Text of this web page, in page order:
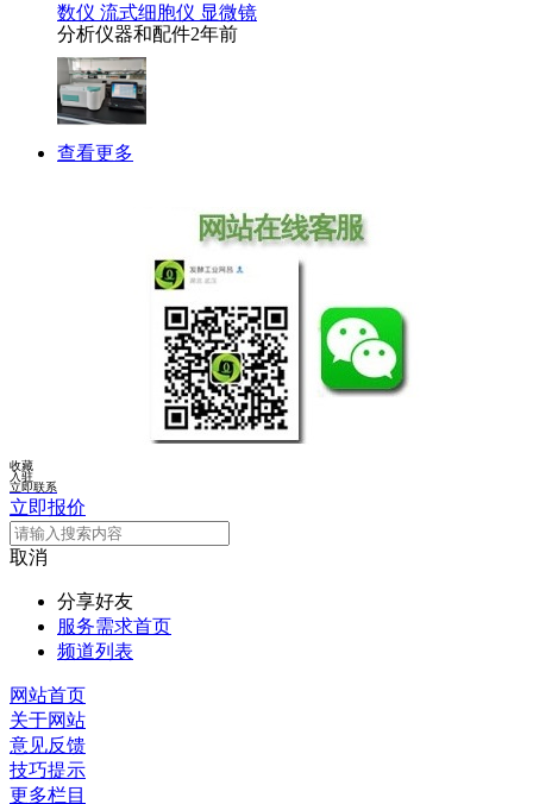
数仪 流式细胞仪 显微镜
分析仪器和配件2年前
查看更多
收藏
入驻
立即联系
立即报价
取消
分享好友
服务需求首页
频道列表
网站首页
关于网站
意见反馈
技巧提示
更多栏目